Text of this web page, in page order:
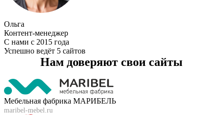
Ольга
Контент-менеджер
С нами с 2015 года
Успешно ведёт 5 сайтов
Нам доверяют свои сайты
Мебельная фабрика МАРИБЕЛЬ
maribel-mebel.ru